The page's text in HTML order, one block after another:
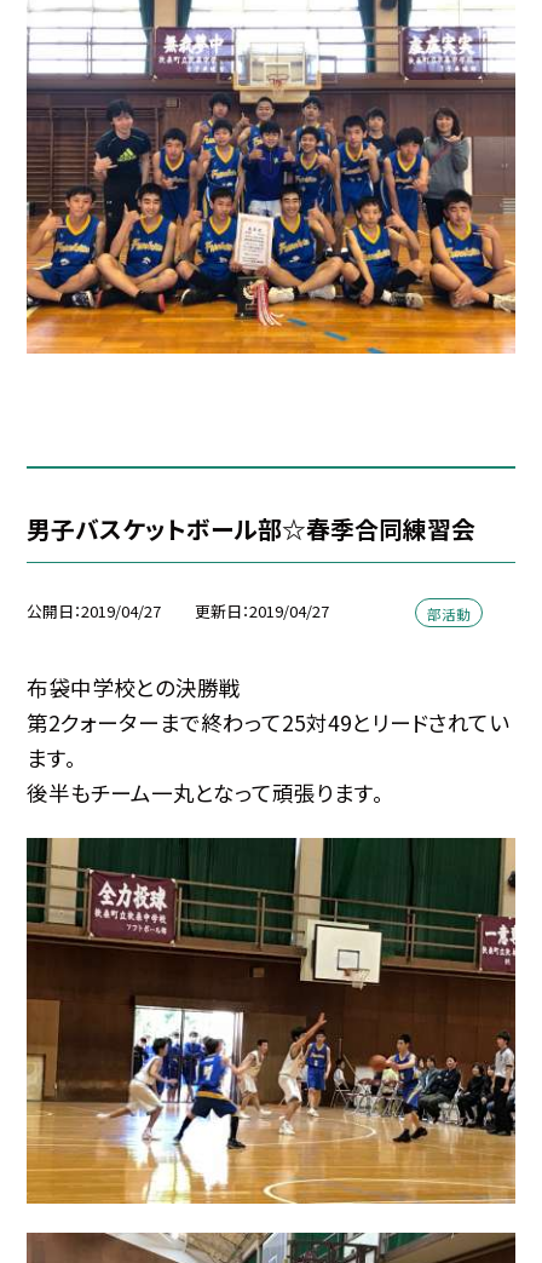
男子バスケットボール部☆春季合同練習会
公開日 2019/04/27 更新日 2019/04/27 部活動
布袋中学校との決勝戦
第2クォーターまで終わって25対49とリードされてい
ます。
後半もチーム一丸となって頑張ります。